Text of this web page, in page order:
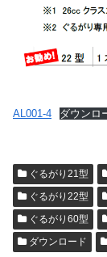
AL001-4 ダウンロ
ぐるがり21型
ぐるがり22型
ぐるがり60型
ダウンロード